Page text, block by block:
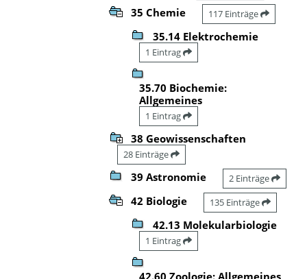
35 Chemie 117 Einträge
35.14 Elektrochemie
1 Eintrag
35.70 Biochemie:
Allgemeines
1 Eintrag
38 Geowissenschaften
28 Einträge
39 Astronomie 2 Einträge
42 Biologie 135 Einträge
42.13 Molekularbiologie
1 Eintrag
42.60 Zoologie: Allgemeines